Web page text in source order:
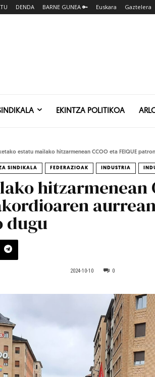
DENDA BARNE GUNEA 🔑 Euskara Gaztelera
EKINTZA POLITIKOA
estatu mailako hitzarmenean CCOO eta FEIQUE
SINDIKALA FEDERAZIOAK INDUSTRIA
hitzarmenean
dugu
2024-10-10 0